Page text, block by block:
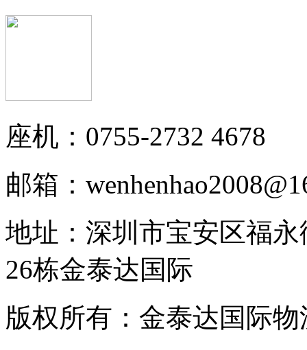
座机：0755-2732 4678
邮箱：
地址：深圳市宝安区福
26栋金泰达国际
版权所有：金泰达国际物